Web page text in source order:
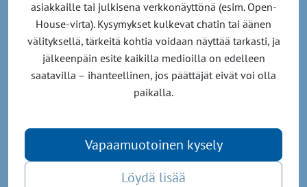
asiakkaille tai julkisena verkkonäyttönä (esim. Open-
House-virta). Kysymykset kulkevat chatin tai äänen
välityksellä, tärkeitä kohtia voidaan näyttää tarkasti, ja
jälkeenpäin esite kaikilla medioilla on edelleen
saatavilla – ihanteellinen, jos päättäjät eivät voi olla
paikalla.
Vapaamuotoinen kysely
Löydä lisää